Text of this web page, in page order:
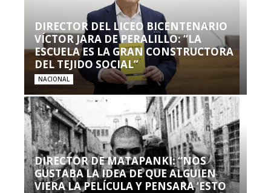
DIRECTOR DEL LICEO BICENTENARIO
VÍCTOR JARA DE PERALILLO: “LA
ESCUELA ES LA GRAN CONSTRUCTORA
DEL TEJIDO SOCIAL”
NACIONAL
DIRECTOR DE MATAPANKI: “NOS
GUSTABA LA IDEA DE QUE ALGUIEN
VIERA LA PELÍCULA Y PENSARA ‘ESTO